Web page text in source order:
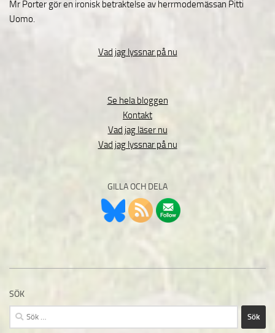
Mr Porter gör en ironisk betraktelse av herrmodemässan Pitti
Uomo.
Vad jag lyssnar på nu
Se hela bloggen
Kontakt
Vad jag läser nu
Vad jag lyssnar på nu
GILLA OCH DELA
SÖK
Sök
efter: